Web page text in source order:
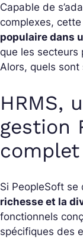
Capable de
complexes,
populaire dans
que les secteurs
Alors, quels
HRMS,
gestion
complet
Si PeopleSoft se
richesse et la
fonctionnels
spécifiques des